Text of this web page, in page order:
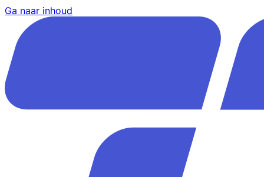
Ga naar inhoud